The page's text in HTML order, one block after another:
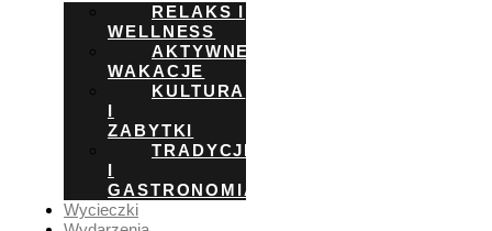
RELAKS I
WELLNESS
AKTYWNE
WAKACJE
KULTURA
I
ZABYTKI
TRADYCJE
I
GASTRONOMIA
Wycieczki